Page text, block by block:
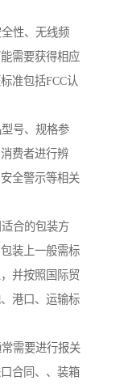
性、无线频
需要获得相应
准包括FCC认
号、规格参
费者进行辨
全警示等相关
合的包装方
装上一般需标
并按照国际贸
港口、运输标
需要进行报关
合同、、装箱